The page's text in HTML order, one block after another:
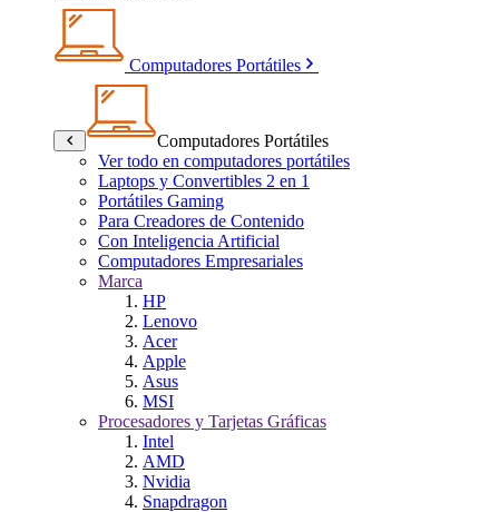
Computadores Portátiles
Computadores Portátiles
Ver todo en computadores portátiles
Laptops y Convertibles 2 en 1
Portátiles Gaming
Para Creadores de Contenido
Con Inteligencia Artificial
Computadores Empresariales
Marca
HP
Lenovo
Acer
Apple
Asus
MSI
Procesadores y Tarjetas Gráficas
Intel
AMD
Nvidia
Snapdragon